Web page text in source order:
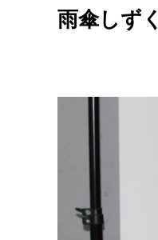
雨傘しず